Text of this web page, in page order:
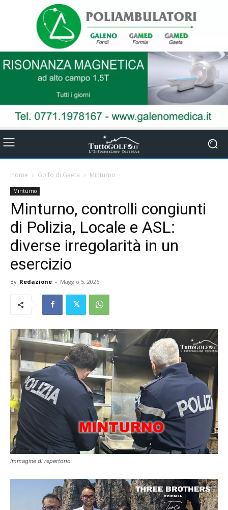
Home Golfo di Gaeta Minturno
Minturno
Minturno, controlli congiunti
di Polizia, Locale e ASL:
diverse irregolarità in un
esercizio
By Redazione - Maggio 5, 2026
Immagine di repertorio